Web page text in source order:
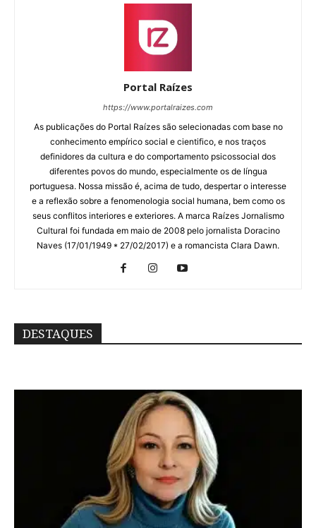
Portal Raízes
https://www.portalraizes.com
As publicações do Portal Raízes são selecionadas com base no
conhecimento empírico social e cientifico, e nos traços
definidores da cultura e do comportamento psicossocial dos
diferentes povos do mundo, especialmente os de língua
portuguesa. Nossa missão é, acima de tudo, despertar o interesse
e a reflexão sobre a fenomenologia social humana, bem como os
seus conflitos interiores e exteriores. A marca Raízes Jornalismo
Cultural foi fundada em maio de 2008 pelo jornalista Doracino
Naves (17/01/1949 * 27/02/2017) e a romancista Clara Dawn.
DESTAQUES